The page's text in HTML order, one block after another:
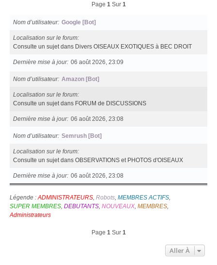
Page 1 Sur 1
Nom d’utilisateur Google [Bot]
Localisation sur le forum
Consulte un sujet dans Divers OISEAUX EXOTIQUES à BEC DROIT
Dernière mise à jour 06 août 2026, 23:09
Nom d’utilisateur Amazon [Bot]
Localisation sur le forum
Consulte un sujet dans FORUM de DISCUSSIONS
Dernière mise à jour 06 août 2026, 23:08
Nom d’utilisateur Semrush [Bot]
Localisation sur le forum
Consulte un sujet dans OBSERVATIONS et PHOTOS d'OISEAUX
Dernière mise à jour 06 août 2026, 23:08
Légende : ADMINISTRATEURS Robots MEMBRES ACTIFS
SUPER MEMBRES DEBUTANTS NOUVEAUX MEMBRES
Administrateurs
Page 1 Sur 1
Aller À